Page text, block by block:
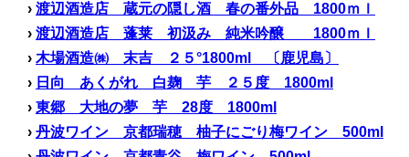
› 渡辺酒造店 蔵元の隠し酒 春の番外品 1800ｍｌ
› 渡辺酒造店 蓬莱 初汲み 純米吟醸 1800ｍｌ
› 木場酒造㈱ 末吉 ２５°1800ml 〔鹿児島〕
› 日向 あくがれ 白麹 芋 ２５度 1800ml
› 東郷 大地の夢 芋 28度 1800ml
› 丹波ワイン 京都瑞穂 柚子にごり梅ワイン 500ml